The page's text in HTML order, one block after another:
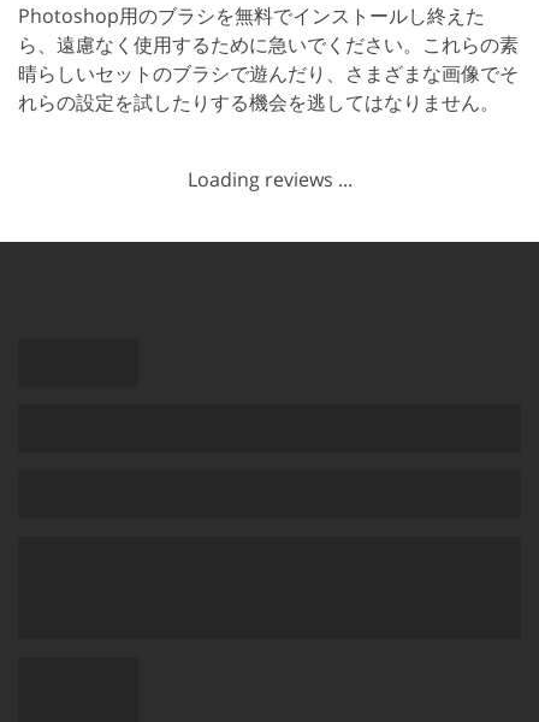
Photoshop用のブラシを無料でインストールし終えた
ら、遠慮なく使用するために急いでください。これらの素
晴らしいセットのブラシで遊んだり、さまざまな画像でそ
れらの設定を試したりする機会を逃してはなりません。
Loading reviews ...